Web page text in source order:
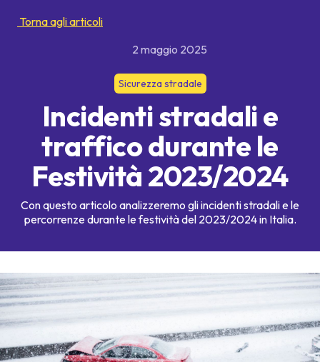
Torna agli articoli
2 maggio 2025
Sicurezza stradale
Incidenti stradali e
traffico durante le
Festività 2023/2024
Con questo articolo analizzeremo gli incidenti stradali e le
percorrenze durante le festività del 2023/2024 in Italia.